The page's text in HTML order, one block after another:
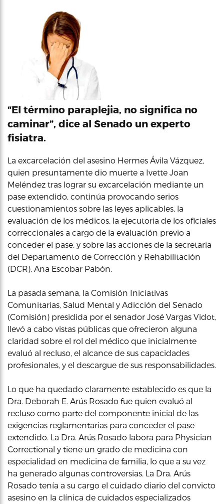
“El término paraplejia, no significa no
caminar”, dice al Senado un experto
fisiatra.
La excarcelación del asesino Hermes Ávila Vázquez,
quien presuntamente dio muerte a Ivette Joan
Meléndez tras lograr su excarcelación mediante un
pase extendido, continúa provocando serios
cuestionamientos sobre las leyes aplicables, la
evaluación de los médicos, la ejecutoria de los oficiales
correccionales a cargo de la evaluación previo a
conceder el pase, y sobre las acciones de la secretaria
del Departamento de Corrección y Rehabilitación
(DCR), Ana Escobar Pabón.
La pasada semana, la Comisión Iniciativas
Comunitarias, Salud Mental y Adicción del Senado
(Comisión) presidida por el senador José Vargas Vidot,
llevó a cabo vistas públicas que ofrecieron alguna
claridad sobre el rol del médico que inicialmente
evaluó al recluso, el alcance de sus capacidades
profesionales, y el descargue de sus responsabilidades.
Lo que ha quedado claramente establecido es que la
Dra. Deborah E. Arús Rosado fue quien evaluó al
recluso como parte del componente inicial de las
exigencias reglamentarias para conceder el pase
extendido. La Dra. Arús Rosado labora para Physician
Correctional y tiene un grado de medicina con
especialidad en medicina de familia, lo que a su vez
ha generado algunas controversias. La Dra. Arús
Rosado tenía a su cargo el cuidado diario del convicto
asesino en la clínica de cuidados especializados